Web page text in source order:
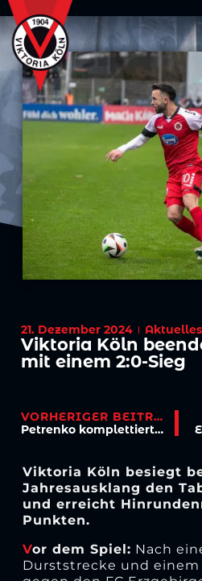
21. Dezember 2024 Aktuelles
Viktoria Köln
mit einem 2:0-Sieg
VORHERIGER BEITRAG
Petrenko komplettiert Torwarttrio – Leihe von Bayer Leverkusen
Viktoria Köln besiegt
Jahresausklang den
und erreicht
Punkten.
Vor dem Spiel: Nach
Durststrecke und